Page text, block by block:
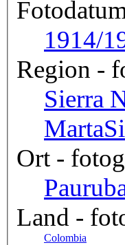
1914/
Region -
Sierra
Marta
Ort -
Land -
Colombia